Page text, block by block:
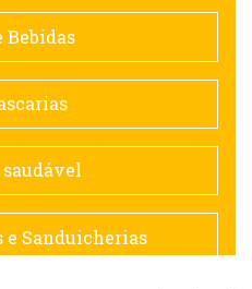
Bebidas
e Sanduicherias